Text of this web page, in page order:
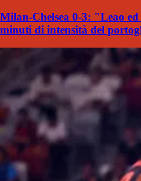
Milan-Chelsea 0-3: "Leao
minuti di intensità del